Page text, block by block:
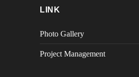
LINK
Photo Gallery
Project Management